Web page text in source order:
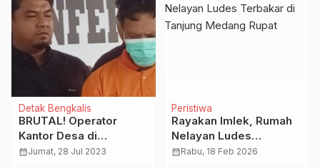
Detak Bengkalis
BRUTAL! Operator
Kantor Desa di
Bengkalis Bunuh Istri
calendar_monthJumat, 28 Jul 2023
Peristiwa
Rayakan Imlek, Rumah
Nelayan Ludes
Terbakar di Tanjung
calendar_monthRabu, 18 Feb 2026